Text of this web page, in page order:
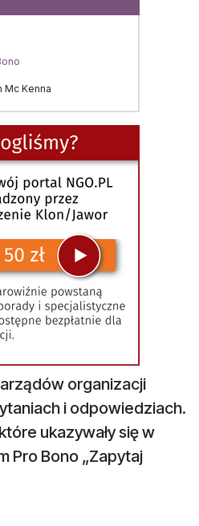
Mc Kenna
organizacji
i odpowiedziach.
ukazywały się w
Pro Bono „Zapytaj